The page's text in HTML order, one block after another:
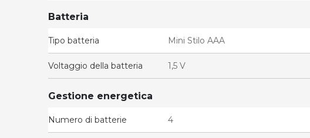
Batteria
Tipo batteria Mini Stilo AAA
Voltaggio della batteria 1,5 V
Gestione energetica
Numero di batterie 4